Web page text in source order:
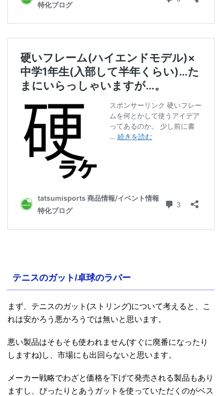
テニスのガット/卓球のラバー
まず、テニスのガット(ストリング)について考えると、こ
れは安かろう悪かろうでは無いと思います。
悪い製品はそもそも使われません(すぐに廃番になったり
しますね)し、市場にも出回らないと思います。
メーカー戦略でわざと価格を下げて発売される製品もあり
ますし、ぴったりとあうガットを使っていただくのがベス